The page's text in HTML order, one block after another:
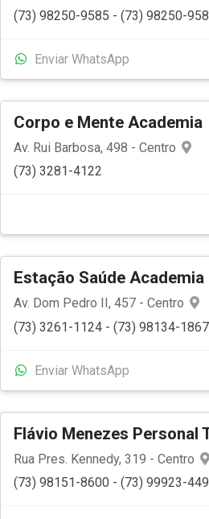
(73) 98250-9585 - (73) 98250-
Enviar WhatsApp
Corpo e Mente Academia
Av. Rui Barbosa, 498 - Centro
(73) 3281-4122
Estação Saúde Academia
Av. Dom Pedro II, 457 - Centro
(73) 3261-1124 - (73) 98134-1867
Enviar WhatsApp
Flávio Menezes Personal
Rua Pres. Kennedy, 319 - Centro
(73) 98151-8600 - (73) 99923-